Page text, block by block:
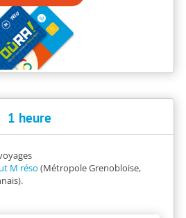
1 heure
M réso (Métropole Grenobloise,